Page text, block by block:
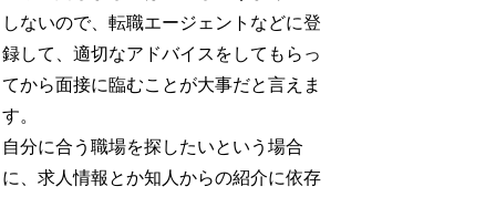
しないので、転職エージェントなどに登
録して、適切なアドバイスをしてもらっ
てから面接に臨むことが大事だと言えま
す。
自分に合う職場を探したいという場合
に、求人情報とか知人からの紹介に依存